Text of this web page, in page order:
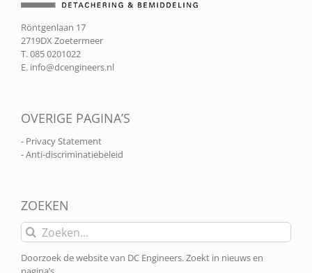
Röntgenlaan 17
2719DX Zoetermeer
T. 085 0201022
E. info@dcengineers.nl
OVERIGE PAGINA’S
- Privacy Statement
- Anti-discriminatiebeleid
ZOEKEN
Zoeken
naar:
Doorzoek de website van DC Engineers. Zoekt in nieuws en